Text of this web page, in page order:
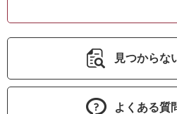
見つからな
よくある質